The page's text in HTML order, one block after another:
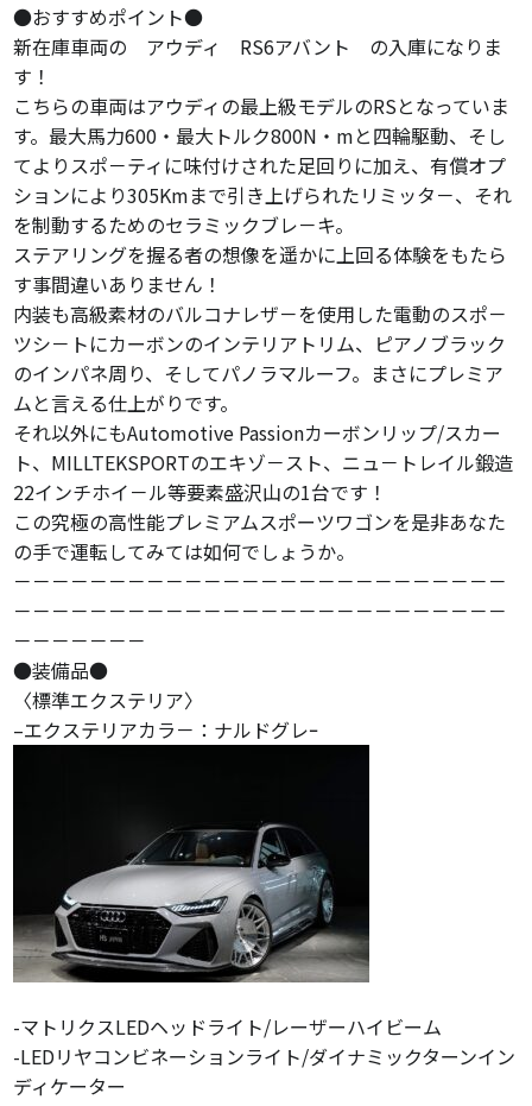
●おすすめポイント●
新在庫車両の アウディ RS6アバント の入庫になりま
す！
こちらの車両はアウディの最上級モデルのRSとなっていま
す。最大馬力600・最大トルク800N・mと四輪駆動、そし
てよりスポ－ティに味付けされた足回りに加え、有償オプ
ションにより305Kmまで引き上げられたリミッタ－、それ
を制動するためのセラミックブレ－キ。
ステアリングを握る者の想像を遥かに上回る体験をもたら
す事間違いありません！
内装も高級素材のバルコナレザ－を使用した電動のスポ－
ツシ－トにカーボンのインテリアトリム、ピアノブラック
のインパネ周り、そしてパノラマルーフ。まさにプレミア
ムと言える仕上がりです。
それ以外にもAutomotive Passionカーボンリップ/スカー
ト、MILLTEKSPORTのエキゾ－スト、ニュ－トレイル鍛造
22インチホイ－ル等要素盛沢山の1台です！
この究極の高性能プレミアムスポーツワゴンを是非あなた
の手で運転してみては如何でしょうか。
－－－－－－－－－－－－－－－－－－－－－－－－－－
－－－－－－－－－－－－－－－－－－－－－－－－－－
－－－－－－－
●装備品●
〈標準エクステリア〉
–エクステリアカラ－：ナルドグレｰ
-マトリクスLEDヘッドライト/レーザーハイビーム
-LEDリヤコンビネーションライト/ダイナミックターンイン
ディケーター